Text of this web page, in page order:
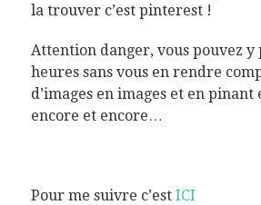
la trouver c’est pinterest !
Attention danger, vous pouvez y
heures sans vous en rendre
d’images en images et en
encore et encore…
Pour me suivre c’est ICI